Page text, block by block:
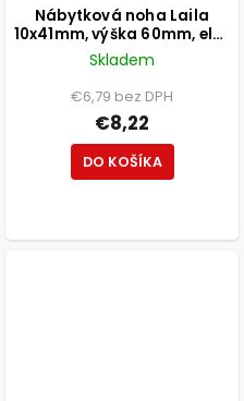
Nábytková noha Laila
10x41mm, výška 60mm, elox
aluminium
Skladem
€6,79 bez DPH
€8,22
DO KOŠÍKA